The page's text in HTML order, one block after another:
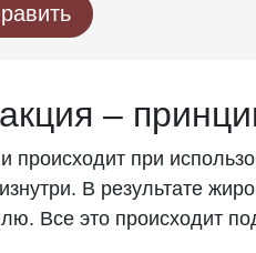
–
происходит при
В результате
Все это происходит